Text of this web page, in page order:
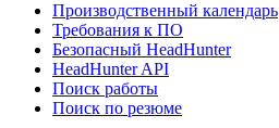
Производственный календарь
Требования к ПО
Безопасный HeadHunter
HeadHunter API
Поиск работы
Поиск по резюме